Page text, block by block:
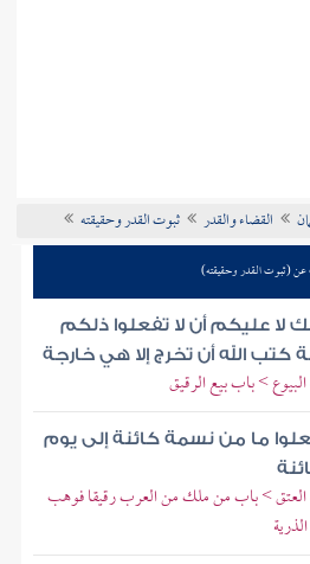
القضاء والقدر ثبوت القدر وحقيقته
(ثبوت القدر وحقيقته)
لا عليكم أن لا تفعلوا ذلكم
الله أن تخرج إلا هي خارجة
> باب بيع الرقيق
ما من نسمة كائنة إلى يوم
> باب من ملك من العرب رقيقا فوهب